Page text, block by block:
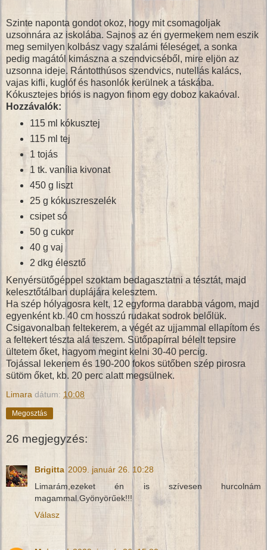
Szinte naponta gondot okoz, hogy mit csomagoljak
uzsonnára az iskolába. Sajnos az én gyermekem nem eszik
meg semilyen kolbász vagy szalámi féleséget, a sonka
pedig magától kimászna a szendvicséből, mire eljön az
uzsonna ideje. Rántotthúsos szendvics, nutellás kalács,
vajas kifli, kuglóf és hasonlók kerülnek a táskába.
Kókusztejes briós is nagyon finom egy doboz kakaóval.
Hozzávalók:
115 ml kókusztej
115 ml tej
1 tojás
1 tk. vanília kivonat
450 g liszt
25 g kókuszreszelék
csipet só
50 g cukor
40 g vaj
2 dkg élesztő
Kenyérsütőgéppel szoktam bedagasztatni a tésztát, majd
kelesztőtálban duplájára kelesztem.
Ha szép hólyagosra kelt, 12 egyforma darabba vágom, majd
egyenként kb. 40 cm hosszú rudakat sodrok belőlük.
Csigavonalban feltekerem, a végét az ujjammal ellapítom és
a feltekert tészta alá teszem. Sütőpapírral bélelt tepsire
ültetem őket, hagyom megint kelni 30-40 percig.
Tojással lekenem és 190-200 fokos sütőben szép pirosra
sütöm őket, kb. 20 perc alatt megsülnek.
Limara dátum: 10:08
Megosztás
26 megjegyzés:
Brigitta 2009. január 26. 10:28
Limarám,ezeket én is szívesen hurcolnám
magammal.Gyönyörűek!!!
Válasz